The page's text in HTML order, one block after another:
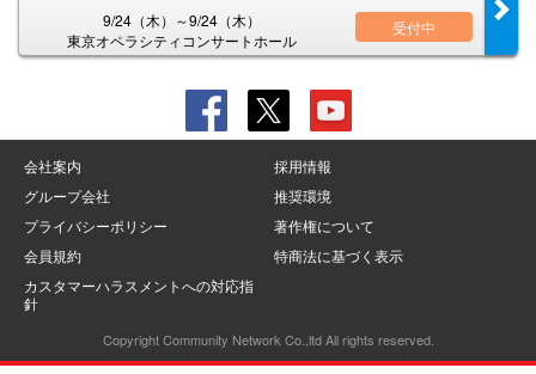
9/24（木）～9/24（木）
東京オペラシティコンサートホール
受付中
会社案内
採用情報
グループ会社
推奨環境
プライバシーポリシー
著作権について
会員規約
特商法に基づく表示
カスタマーハラスメントへの対応指
針
Copyright Community Network Co.,ltd All rights reserved.